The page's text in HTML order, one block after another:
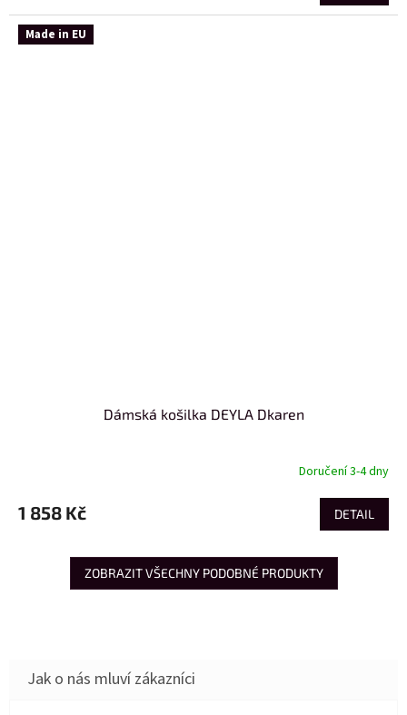
Made in EU
Dámská košilka DEYLA Dkaren
Doručení 3-4 dny
1 858 Kč DETAIL
ZOBRAZIT VŠECHNY PODOBNÉ PRODUKTY